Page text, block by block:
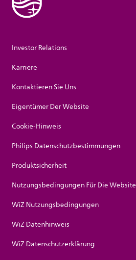
Investor Relations
Karriere
Kontaktieren Sie Uns
Eigentümer Der Website
Cookie-Hinweis
Philips Datenschutzbestimmungen
Produktsicherheit
Nutzungsbedingungen Für Die Website
WiZ Nutzungsbedingungen
WiZ Datenhinweis
WiZ Datenschutzerklärung